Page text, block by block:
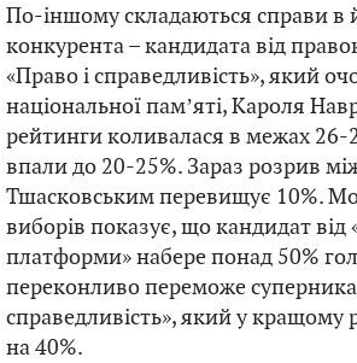
По-іншому складаються справи в
конкурента – кандидата від
«Право і справедливість», який
національної памʼяті, Кароля
рейтинги коливалася в межах 26-
впали до 20-25%. Зараз розрив
Тшасковським перевищує 10%.
виборів показує, що кандидат від
платформи» набере понад 50%
переконливо переможе суперника
справедливість», який у кращому
на 40%.